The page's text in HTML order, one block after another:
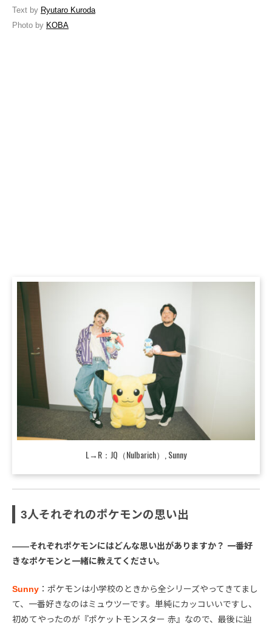
Text by Ryutaro Kuroda
Photo by KOBA
L→R：JQ（Nulbarich）, Sunny
3人それぞれのポケモンの思い出
――それぞれポケモンにはどんな思い出がありますか？ 一番好
きなポケモンと一緒に教えてください。
Sunny ：ポケモンは小学校のときから全シリーズやってきてまし
て、一番好きなのはミュウツーです。単純にカッコいいですし、
初めてやったのが『ポケットモンスター 赤』なので、最後に辿